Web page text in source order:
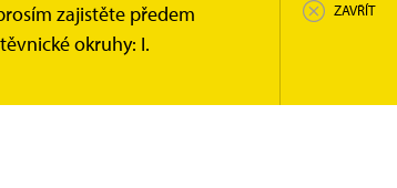
zajistěte předem
okruhy: I.
ZAVŘÍT